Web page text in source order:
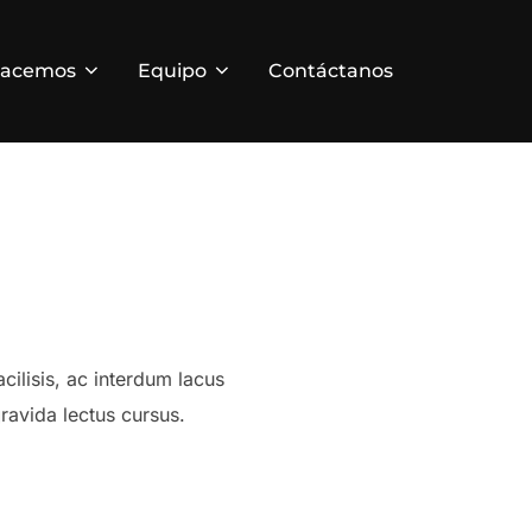
Equipo Contáctanos
ac interdum lacus
lectus cursus.